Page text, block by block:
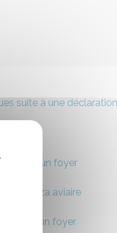
suite à une déclaration
d'un foyer
aviaire
d'un foyer